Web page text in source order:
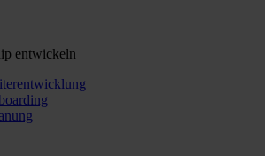
entwickeln